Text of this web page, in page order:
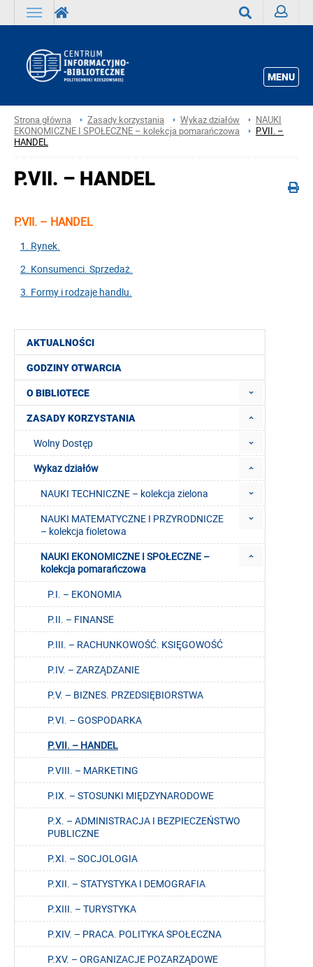
MENU
Strona główna Zasady korzystania Wykaz działów
NAUKI
EKONOMICZNE I SPOŁECZNE – kolekcja pomarańczowa
P.VII. –
HANDEL
AKTUALNOŚCI
GODZINY OTWARCIA
O BIBLIOTECE
ZASADY KORZYSTANIA
Wolny Dostęp
Wykaz działów
NAUKI TECHNICZNE – kolekcja zielona
NAUKI MATEMATYCZNE I PRZYRODNICZE
– kolekcja fioletowa
NAUKI EKONOMICZNE I SPOŁECZNE –
kolekcja pomarańczowa
P.I. – EKONOMIA
P.II. – FINANSE
P.III. – RACHUNKOWOŚĆ. KSIĘGOWOŚĆ
P.IV. – ZARZĄDZANIE
P.V. – BIZNES. PRZEDSIĘBIORSTWA
P.VI. – GOSPODARKA
P.VII. – HANDEL
P.VIII. – MARKETING
P.IX. – STOSUNKI MIĘDZYNARODOWE
P.X. – ADMINISTRACJA I BEZPIECZEŃSTWO
PUBLICZNE
P.XI. – SOCJOLOGIA
P.XII. – STATYSTYKA I DEMOGRAFIA
P.XIII. – TURYSTYKA
P.XIV. – PRACA. POLITYKA SPOŁECZNA
P.XV. – ORGANIZACJE POZARZĄDOWE
P.VII. – HANDEL
P.VII. – HANDEL
1. Rynek.
2. Konsumenci. Sprzedaż.
3. Formy i rodzaje handlu.